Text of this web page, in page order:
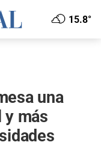
15.8°
una
y más